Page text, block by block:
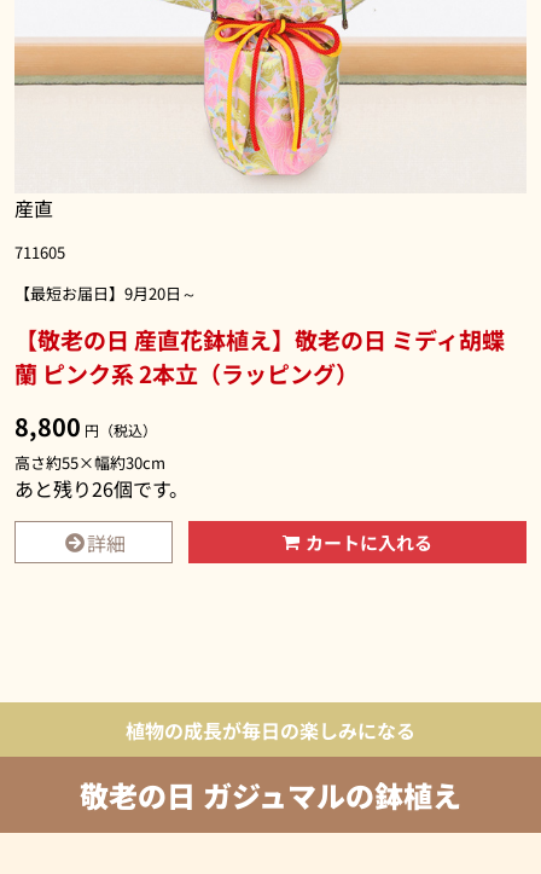
産直
711605
【最短お届日】9月20日～
【敬老の日 産直花鉢植え】敬老の日 ミディ胡蝶
蘭 ピンク系 2本立（ラッピング）
8,800 円（税込）
高さ約55×幅約30cm
あと残り26個です。
詳細
カートに入れる
植物の成長が毎日の楽しみになる
敬老の日 ガジュマルの鉢植え